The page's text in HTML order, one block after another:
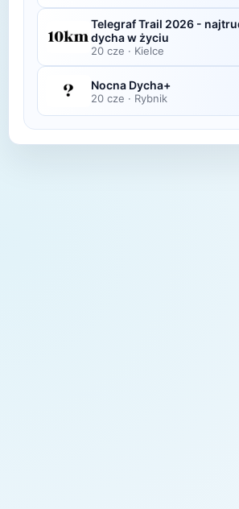
Telegraf Trail 2026 -
dycha w życiu
20 cze · Kielce
Nocna Dycha+
20 cze · Rybnik